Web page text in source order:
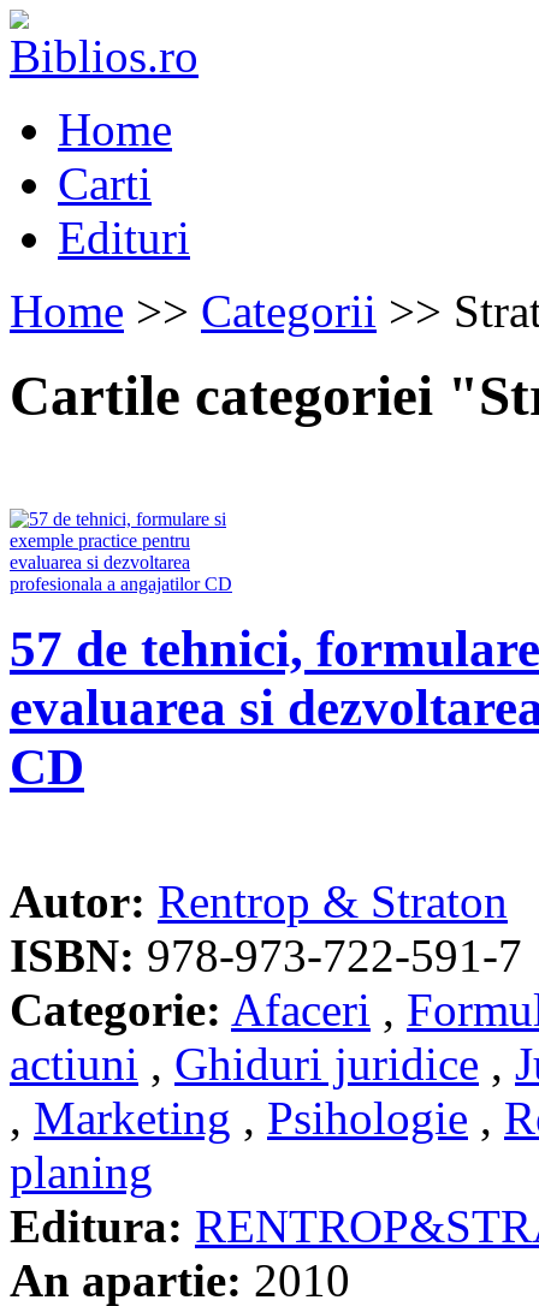
Home
Carti
Edituri
Home >> Categorii >>
Cartile categoriei
57 de tehnici,
evaluarea si
CD
Autor: Rentrop & Straton
ISBN: 978-973-722-591-7
Categorie: Afaceri ,
actiuni , Ghiduri juridice ,
, Marketing , Psihologie ,
planing
Editura:
An apartie: 2010